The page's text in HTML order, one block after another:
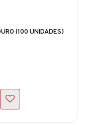
(100 UNIDADES)